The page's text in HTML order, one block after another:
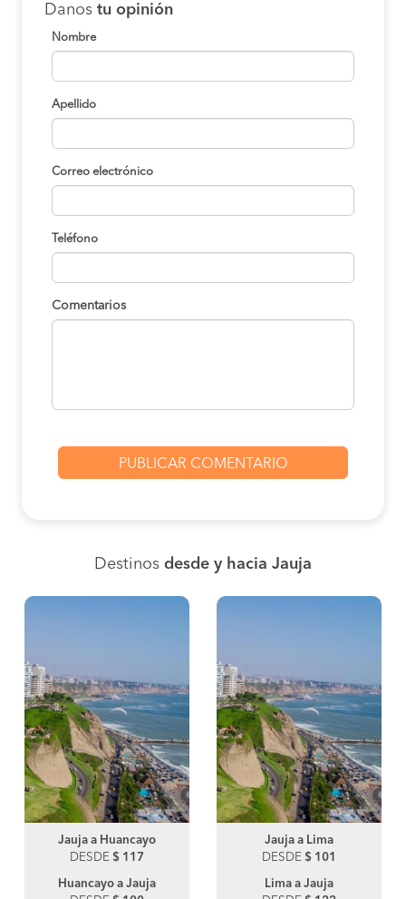
Danos tu opinión
Nombre
Apellido
Correo electrónico
Teléfono
Comentarios
Destinos desde y hacia Jauja
Jauja a Huancayo
DESDE $ 117
Huancayo a Jauja
Jauja a Lima
DESDE $ 101
Lima a Jauja